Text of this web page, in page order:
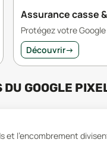
Assurance casse
Protégez votre
Découvrir→
DU GOOGLE
et l'encombrement